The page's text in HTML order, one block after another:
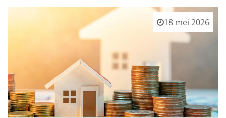
18 mei 2026